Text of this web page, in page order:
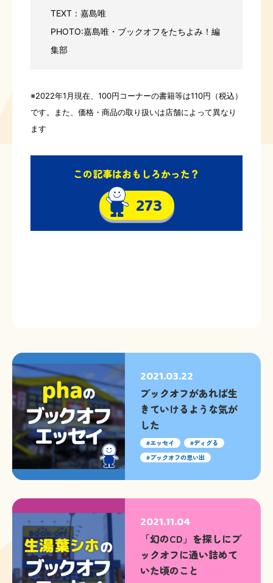
TEXT：嘉島唯
PHOTO:嘉島唯・ブックオフをたちよみ！編
集部
※2022年1月現在、100円コーナーの書籍等は110円（税込）
です。また、価格・商品の取り扱いは店舗によって異なり
ます
この記事はおもしろかった？
273
2021.03.22
ブックオフがあれば生
きていけるような気が
した
エッセイ
ディグる
ブックオフの思い出
2021.11.04
「幻のCD」を探しにブ
ックオフに通い詰めて
いた頃のこと